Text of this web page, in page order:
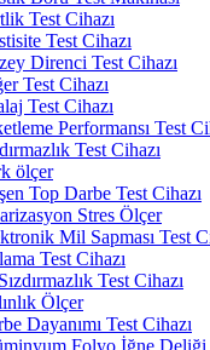
Test Cihazı
Test Cihazı
Direnci Test Cihazı
Test Cihazı
Test Cihazı
Performansı Test
Test Cihazı
ölçer
Top Darbe Test Cihazı
Stres Ölçer
Mil Sapması Test
Test Cihazı
Test Cihazı
Ölçer
Dayanımı Test Cihazı
Folyo İğne Deliği